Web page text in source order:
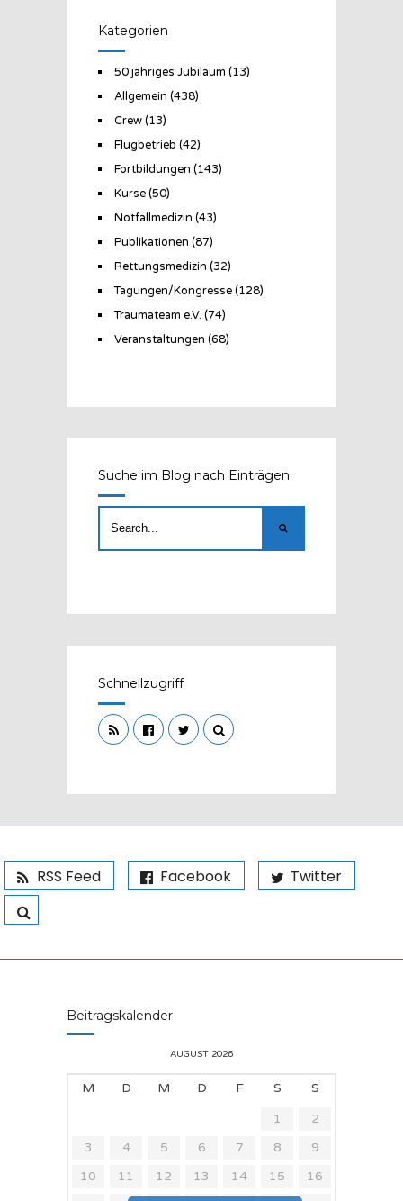
Kategorien
50 jähriges Jubiläum (13)
Allgemein (438)
Crew(13)
Flugbetrieb (42)
Fortbildungen (143)
Kurse(50)
Notfallmedizin (43)
Publikationen (87)
Rettungsmedizin (32)
Tagungen/Kongresse(128)
Traumateam e.V. (74)
Veranstaltungen (68)
Suche im Blog nach Einträgen
Schnellzugriff
RSS Feed Facebook Twitter
Beitragskalender
AUGUST 2026
M D M D F S
S
1
2
3
4 5 6 7 8
9
10
11 12 13 14 15
16